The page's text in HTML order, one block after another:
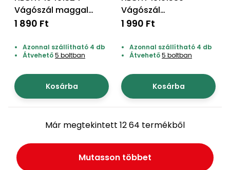
Vágószál maggal
"négyzet" 2,4*15m
1 890 Ft
Azonnal szállítható 4 db
Átvehető5 boltban
Kosárba
Vágószál
szegélynyíróhoz
1 990 Ft
Azonnal szállítható 4 db
Átvehető5 boltban
Kosárba
Már megtekintett 12 64 termékből
Mutasson többet